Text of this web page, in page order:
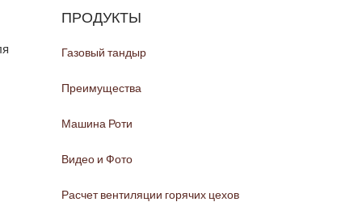
ПРОДУКТЫ
Газовый тандыр
Преимущества
Машина Роти
Видео и Фото
Расчет вентиляции горячих цехов